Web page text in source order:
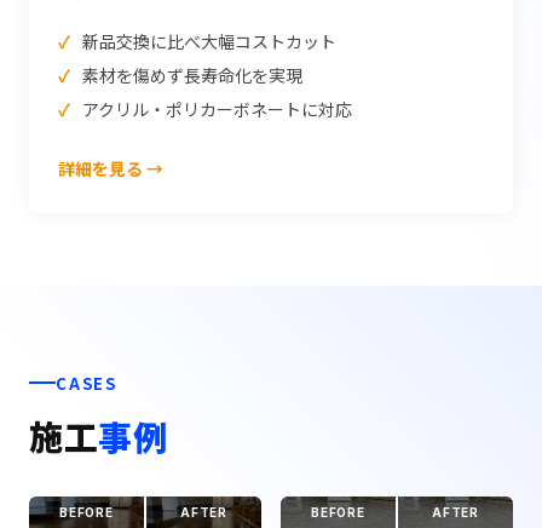
新品交換に比べ大幅コストカット
素材を傷めず長寿命化を実現
アクリル・ポリカーボネートに対応
詳細を見る →
CASES
施工事例
BEFORE AFTER BEFORE AFTER